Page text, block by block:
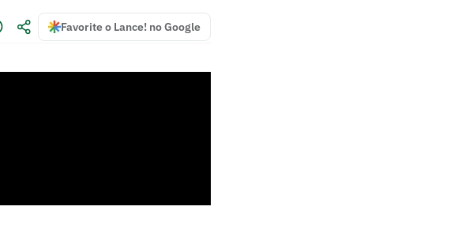
Favorite o Lance! no Google